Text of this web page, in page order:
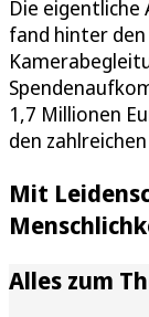
Die eigentliche
fand hinter
1,7 Millionen
den
Mit
Alles zum